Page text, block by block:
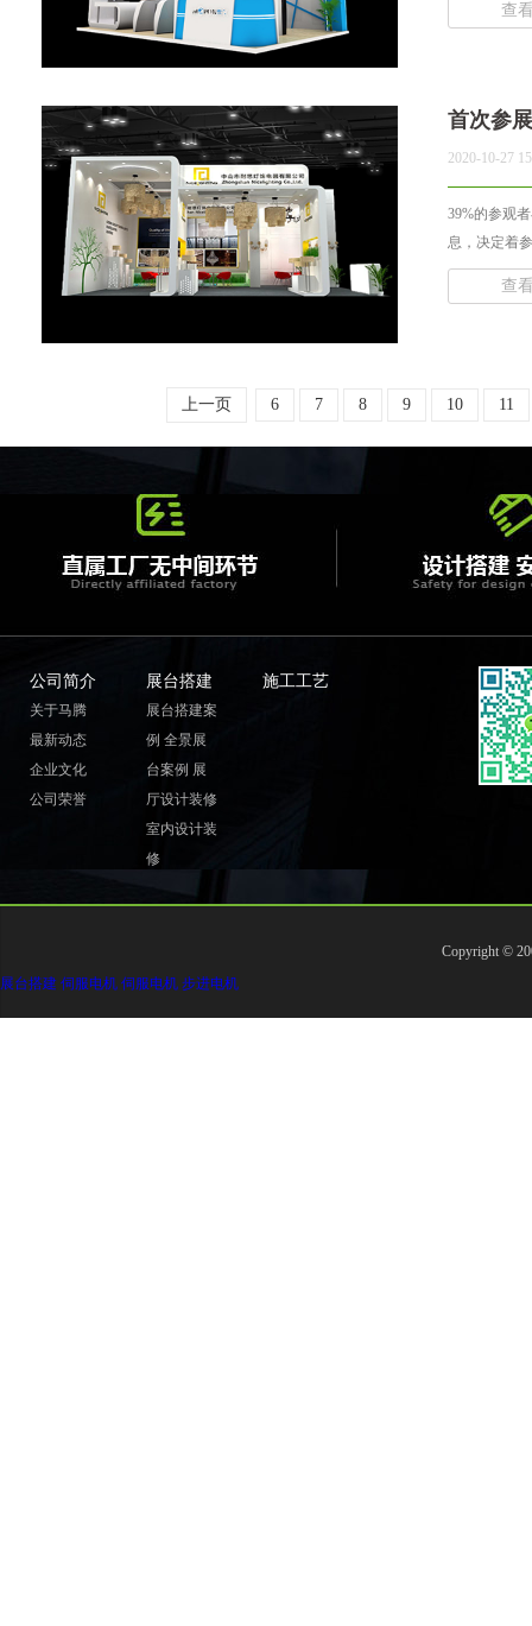
查
首次参
2020-10-27
39%的参观
息，决定着
查
上一页 6 7 8 9 10 11
公司简介
关于马腾
最新动态
企业文化
公司荣誉
展台搭建
展台搭建案
例 全景展
台案例 展
厅设计装修
室内设计装
修
施工工艺
Copyright ©
展台搭建 伺服电机 伺服电机 步进电机